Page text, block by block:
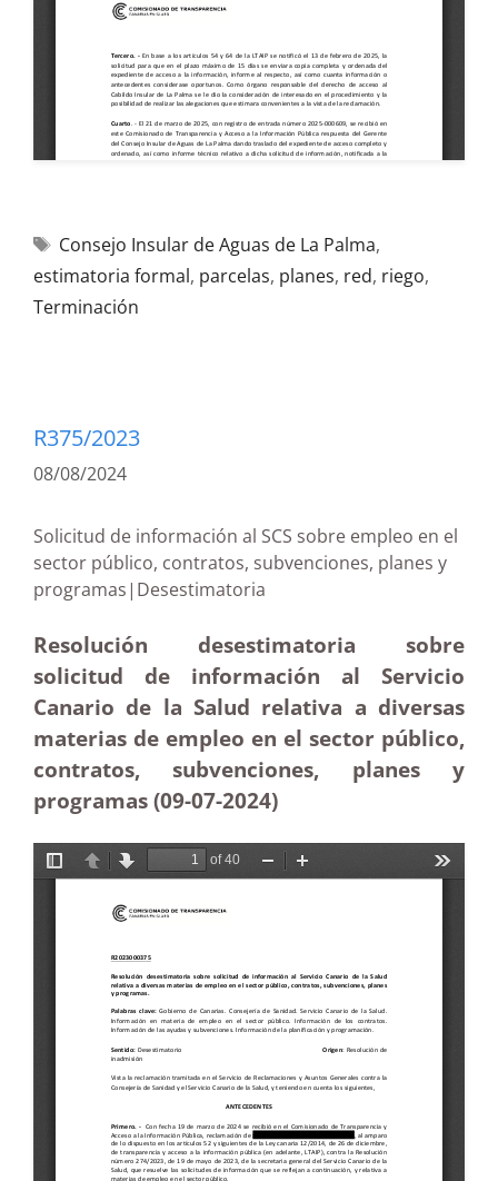
Consejo Insular de Aguas de La Palma,
estimatoria formal, parcelas, planes, red, riego,
Terminación
R375/2023
08/08/2024
Solicitud de información al SCS sobre empleo en el
sector público, contratos, subvenciones, planes y
programas|Desestimatoria
Resolución desestimatoria sobre
solicitud de información al Servicio
Canario de la Salud relativa a diversas
materias de empleo en el sector público,
contratos, subvenciones, planes y
programas (09-07-2024)